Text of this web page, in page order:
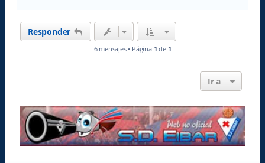
Responder
6 mensajes • Página 1 de 1
Ir a